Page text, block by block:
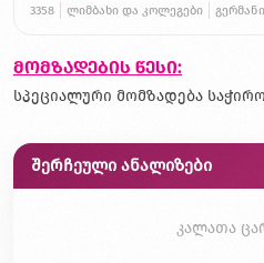
3358 ლიმბახი და კოლეგები
მომზადების წესი:
სპეციალური მომზადება
შერჩეული ანალიზები
კალათა